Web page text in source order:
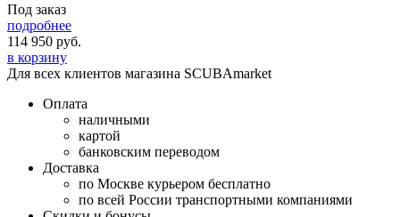
Под заказ
подробнее
114 950 руб.
в корзину
Для всех клиентов магазина SCUBAmarket
Оплата
наличными
картой
банковским переводом
Доставка
по Москве курьером бесплатно
по всей России транспортными компаниями